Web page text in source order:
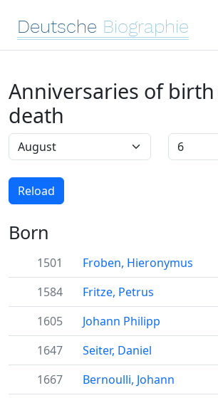
Deutsche Biographie
Anniversaries of
death
Reload
Born
1501
Froben, Hieronymus
1584
Fritze, Petrus
1605
Johann Philipp
1647
Seiter, Daniel
1667
Bernoulli, Johann